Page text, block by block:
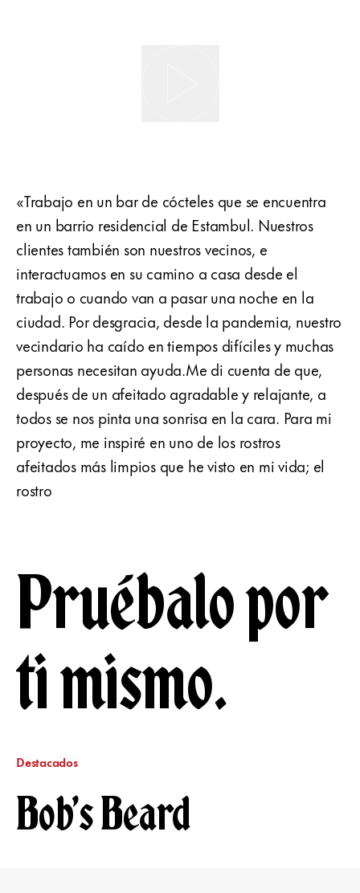
«Trabajo en un bar de cócteles que se encuentra
en un barrio residencial de Estambul. Nuestros
clientes también son nuestros vecinos, e
interactuamos en su camino a casa desde el
trabajo o cuando van a pasar una noche en la
ciudad. Por desgracia, desde la pandemia, nuestro
vecindario ha caído en tiempos difíciles y muchas
personas necesitan ayuda.Me di cuenta de que,
después de un afeitado agradable y relajante, a
todos se nos pinta una sonrisa en la cara. Para mi
proyecto, me inspiré en uno de los rostros
afeitados más limpios que he visto en mi vida; el
rostro
Pruébalo por
ti mismo.
Destacados
Bob's Beard